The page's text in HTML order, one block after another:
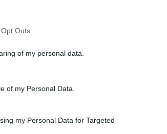
Outs
of my personal data.
of my Personal Data.
my Personal Data for Targeted
111
mirė seniausias
pasaulyje vyras